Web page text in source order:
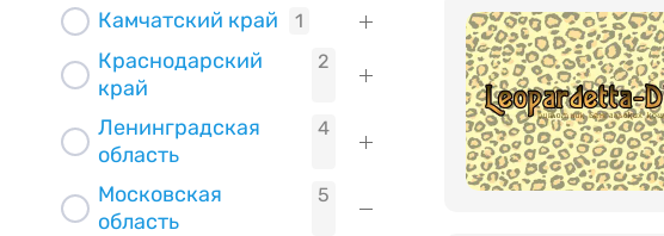
Камчатский край 1
Краснодарский
край
2
Ленинградская
область
4
Московская
область
5